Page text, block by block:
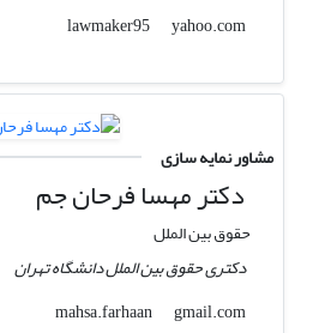
lawmaker95
yahoo.com
مشاور نمایه سازی
دکتر مهسا فرحان جم
حقوق بین الملل
دکتری حقوق بین الملل دانشگاه تهران
mahsa.farhaan
gmail.com